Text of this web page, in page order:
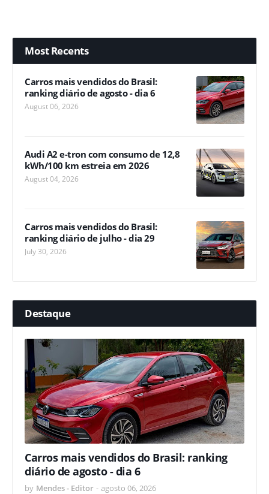
Most Recents
Carros mais vendidos do Brasil:
ranking diário de agosto - dia 6
August 06, 2026
Audi A2 e-tron com consumo de 12,8
kWh/100 km estreia em 2026
August 04, 2026
Carros mais vendidos do Brasil:
ranking diário de julho - dia 29
July 30, 2026
Destaque
Carros mais vendidos do Brasil: ranking
diário de agosto - dia 6
by Mendes - Editor - agosto 06, 2026